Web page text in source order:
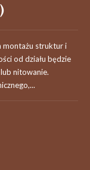
montażu struktur i
od działu będzie
nitowanie.